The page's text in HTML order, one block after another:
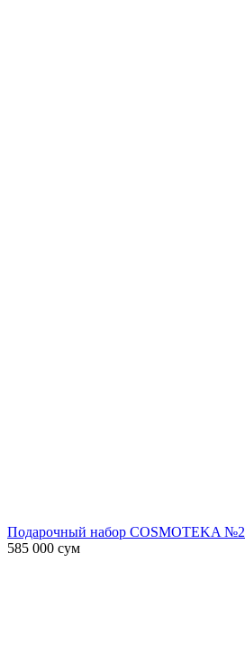
Подарочный набор COSMOTEKA №2
585 000 сум